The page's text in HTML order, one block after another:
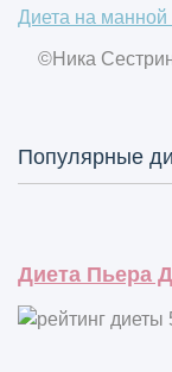
Диета на манной
©Ника
Популярные
Диета Пьера